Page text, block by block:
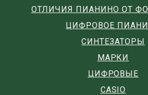
ОТЛИЧИЯ ПИАНИНО ОТ
ЦИФРОВОЕ
СИНТЕЗАТОРЫ
МАРКИ
ЦИФРОВЫЕ
CASIO